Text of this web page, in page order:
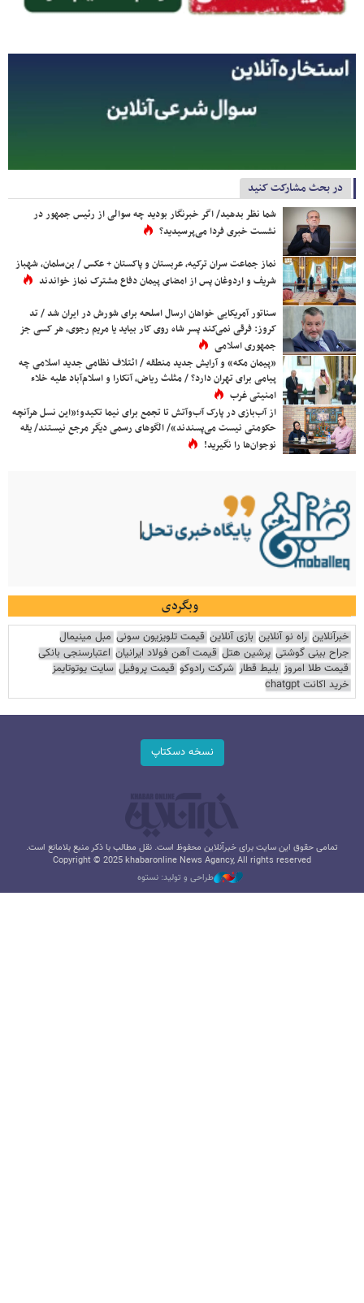
در بحث مشارکت کنید
شما نظر بدهید/ اگر خبرنگار بودید چه سوالی از رئیس جمهور در
نشست خبری فردا می‌پرسیدید؟
نماز جماعت سران ترکیه، عربستان و پاکستان + عکس / بن‌سلمان، شهباز
شریف و اردوغان پس از امضای پیمان دفاع مشترک نماز خواندند
سناتور آمریکایی خواهان ارسال اسلحه برای شورش در ایران شد / تد
کروز: فرقی نمی‌کند پسر شاه روی کار بیاید یا مریم رجوی، هر کسی جز
جمهوری اسلامی
«پیمان مکه» و آرایش جدید منطقه / ائتلاف نظامی جدید اسلامی چه
پیامی برای تهران دارد؟ / مثلث ریاض، آنکارا و اسلام‌آباد علیه خلاء
امنیتی غرب
از آب‌بازی در پارک آب‌وآتش تا تجمع برای نیما تکیدو؛«این نسل هرآنچه
حکومتی نیست می‌پسندند»/ الگوهای رسمی دیگر مرجع نیستند/ یقه
نوجوان‌ها را نگیرید!
وبگردی
خبرآنلاین راه نو آنلاین بازی آنلاین قیمت تلویزیون سونی مبل مینیمال
جراح بینی گوشتی پرشین هتل قیمت آهن فولاد ایرانیان اعتبارسنجی بانکی
قیمت طلا امروز بلیط قطار شرکت رادوکو قیمت پروفیل سایت یوتوتایمز
خرید اکانت chatgpt
نسخه دسکتاپ
تمامی حقوق این سایت برای خبرآنلاین محفوظ است. نقل مطالب با ذکر منبع بلامانع است.
Copyright © 2025 khabaronline News Agancy, All rights reserved
طراحی و تولید: نستوه